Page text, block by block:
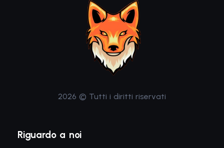
2026 © Tutti i diritti riservati
Riguardo a noi